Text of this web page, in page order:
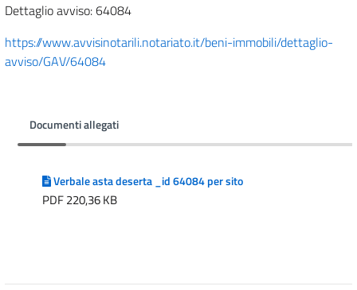
Dettaglio avviso: 64084
https://www.avvisinotarili.notariato.it/beni-immobili/dettaglio-
avviso/GAV/64084
Documenti allegati
Verbale asta deserta _id 64084 per sito
PDF 220,36 KB